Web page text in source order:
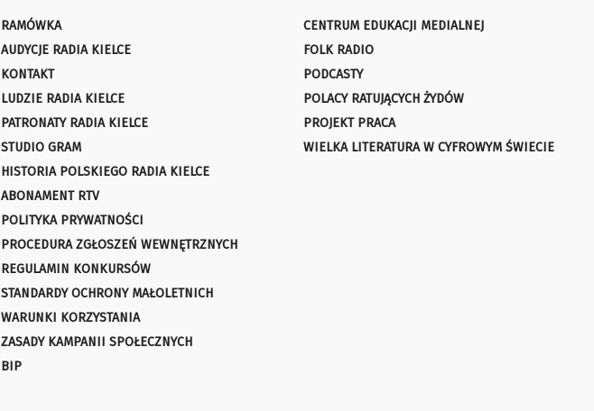
RAMÓWKA
AUDYCJE RADIA KIELCE
KONTAKT
LUDZIE RADIA KIELCE
PATRONATY RADIA KIELCE
STUDIO GRAM
HISTORIA POLSKIEGO RADIA KIELCE
ABONAMENT RTV
POLITYKA PRYWATNOŚCI
PROCEDURA ZGŁOSZEŃ WEWNĘTRZNYCH
REGULAMIN KONKURSÓW
STANDARDY OCHRONY MAŁOLETNICH
WARUNKI KORZYSTANIA
ZASADY KAMPANII SPOŁECZNYCH
BIP
CENTRUM EDUKACJI MEDIALNEJ
FOLK RADIO
PODCASTY
POLACY RATUJĄCYCH ŻYDÓW
PROJEKT PRACA
WIELKA LITERATURA W CYFROWYM ŚWIECIE